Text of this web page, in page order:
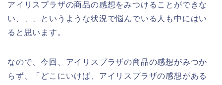
アイリスプラザの商品の感想をみつけることができな
い、、、というような状況で悩んでいる人も中にはい
ると思います。
なので、今回、アイリスプラザの商品の感想がみつか
らず、「どこにいけば、アイリスプラザの感想がある